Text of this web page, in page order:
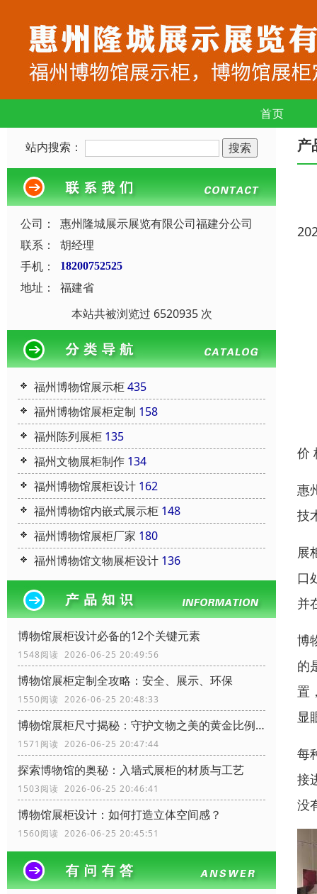
首页
站内搜索：
公司：
惠州隆城展示展览有限公司福建分公司
联系：
胡经理
手机：
18200752525
地址：
福建省
本站共被浏览过 6520935 次
福州博物馆展示柜435
福州博物馆展柜定制 158
福州陈列展柜 135
福州文物展柜制作 134
福州博物馆展柜设计 162
福州博物馆内嵌式展示柜 148
福州博物馆展柜厂家 180
福州博物馆文物展柜设计 136
博物馆展柜设计必备的12个关键元素
1548阅读 2026-06-25 20:49:56
博物馆展柜定制全攻略：安全、展示、环保
1550阅读 2026-06-25 20:48:33
博物馆展柜尺寸揭秘：守护文物之美的黄金比例！
1571阅读 2026-06-25 20:47:44
探索博物馆的奥秘：入墙式展柜的材质与工艺
1503阅读 2026-06-25 20:46:41
博物馆展柜设计：如何打造立体空间感？
1560阅读 2026-06-25 20:45:51
产
价
惠
技
展
口
并
博
的
置
显
每
接
没